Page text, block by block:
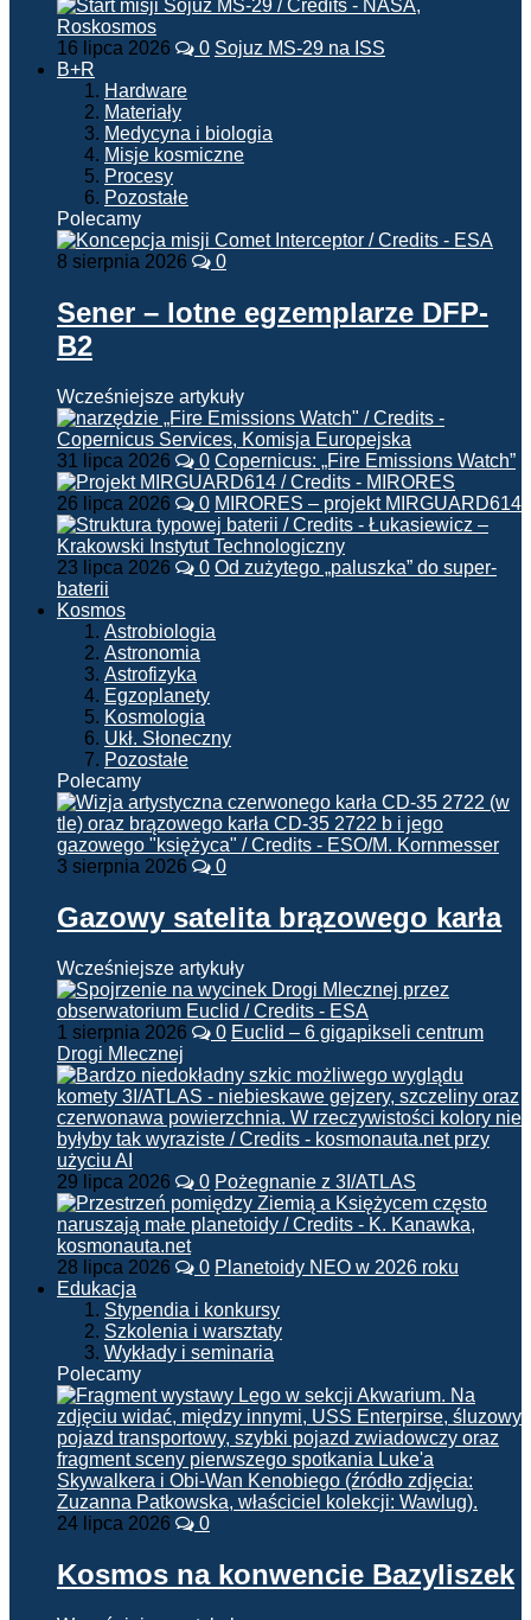
16 lipca 2026 0 Sojuz MS-29 na ISS
B+R
Hardware
Materiały
Medycyna i biologia
Misje kosmiczne
Procesy
Pozostałe
Polecamy
8 sierpnia 2026 0
Sener – lotne egzemplarze DFP-
B2
Wcześniejsze artykuły
31 lipca 2026 0 Copernicus: „Fire Emissions Watch”
26 lipca 2026 0 MIRORES – projekt MIRGUARD614
23 lipca 2026 0 Od zużytego „paluszka” do super-
baterii
Kosmos
Astrobiologia
Astronomia
Astrofizyka
Egzoplanety
Kosmologia
Ukł. Słoneczny
Pozostałe
Polecamy
3 sierpnia 2026 0
Gazowy satelita brązowego karła
Wcześniejsze artykuły
1 sierpnia 2026 0 Euclid – 6 gigapikseli centrum
Drogi Mlecznej
29 lipca 2026 0 Pożegnanie z 3I/ATLAS
28 lipca 2026 0 Planetoidy NEO w 2026 roku
Edukacja
Stypendia i konkursy
Szkolenia i warsztaty
Wykłady i seminaria
Polecamy
24 lipca 2026 0
Kosmos na konwencie Bazyliszek